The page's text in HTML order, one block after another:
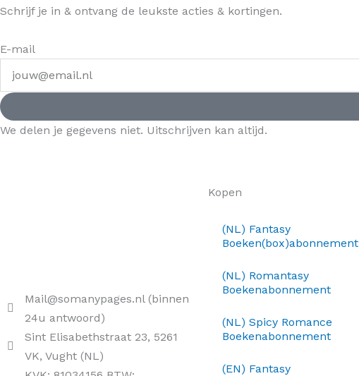
Schrijf je in & ontvang de leukste acties & kortingen.
E-mail
We delen je gegevens niet. Uitschrijven kan altijd.
Mail@somanypages.nl (binnen
24u antwoord)
Sint Elisabethstraat 23, 5261
VK, Vught (NL)
Kopen
(NL) Fantasy
Boeken(box)abonnement
(NL) Romantasy
Boekenabonnement
(NL) Spicy Romance
Boekenabonnement
(EN) Fantasy